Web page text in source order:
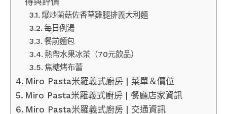
爆炒菌菇佐香草雞腿排義大利麵
每日例湯
餐前麵包
熱帶水果冰茶（70元飲品）
焦糖烤布蕾
Miro Pasta米羅義式廚房 | 菜單＆價位
Miro Pasta米羅義式廚房 | 餐廳店家資訊
Miro Pasta米羅義式廚房 | 交通資訊